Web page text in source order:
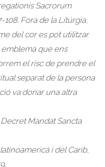
Sacrorum
108. Fora de la Litúrgia,
del cor es pot utilitzar
que ens
el risc de prendre el
separat de la persona
va donar una altra
Decret Mandat Sancta
i del Carib,